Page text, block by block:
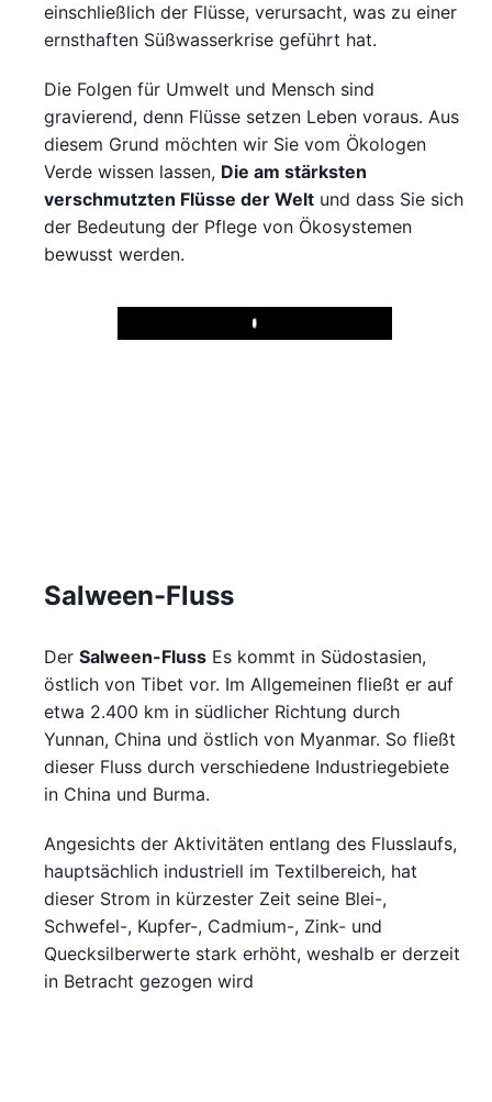
einschließlich der Flüsse, verursacht, was zu einer
ernsthaften Süßwasserkrise geführt hat.
Die Folgen für Umwelt und Mensch sind
gravierend, denn Flüsse setzen Leben voraus. Aus
diesem Grund möchten wir Sie vom Ökologen
Verde wissen lassen, Die am stärksten
verschmutzten Flüsse der Welt und dass Sie sich
der Bedeutung der Pflege von Ökosystemen
bewusst werden.
Play
Salween-Fluss
Der Salween-Fluss Es kommt in Südostasien,
östlich von Tibet vor. Im Allgemeinen fließt er auf
etwa 2.400 km in südlicher Richtung durch
Yunnan, China und östlich von Myanmar. So fließt
dieser Fluss durch verschiedene Industriegebiete
in China und Burma.
Angesichts der Aktivitäten entlang des Flusslaufs,
hauptsächlich industriell im Textilbereich, hat
dieser Strom in kürzester Zeit seine Blei-,
Schwefel-, Kupfer-, Cadmium-, Zink- und
Quecksilberwerte stark erhöht, weshalb er derzeit
in Betracht gezogen wird